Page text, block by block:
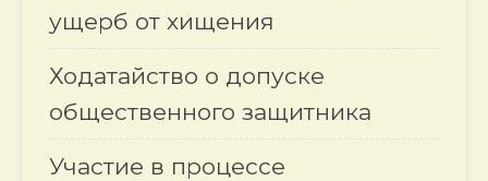
ущерб от хищения
Ходатайство о допуске
общественного защитника
Участие в процессе